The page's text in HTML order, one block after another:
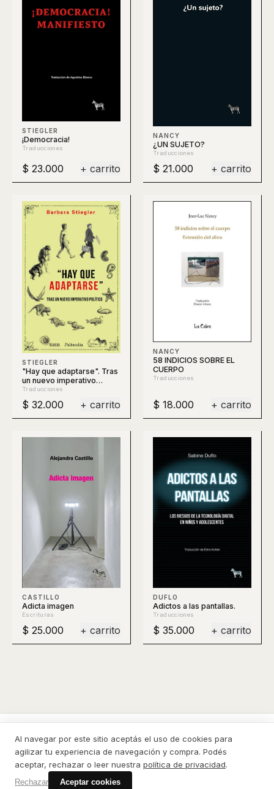
STIEGLER
¡Democracia!
Traducciones
$ 23.000 + carrito
NANCY
¿UN SUJETO?
Traducciones
$ 21.000 + carrito
STIEGLER
"Hay que adaptarse". Tras
un nuevo imperativo
político
Traducciones
$ 32.000 + carrito
NANCY
58 INDICIOS SOBRE EL
CUERPO
Traducciones
$ 18.000 + carrito
CASTILLO
Adicta imagen
Escrituras
$ 25.000 + carrito
DUFLO
Adictos a las pantallas.
Traducciones
$ 35.000 + carrito
La Cebra
CATÁLOGO CONTACTO PRIVACIDAD
DESDE EL EXTERIOR
CÓMO COMPRAR
© 2026 La Cebra
Al navegar por este sitio aceptás el uso de cookies para
agilizar tu experiencia de navegación y compra. Podés
aceptar, rechazar o leer nuestra política de privacidad.
Rechazar Aceptar cookies